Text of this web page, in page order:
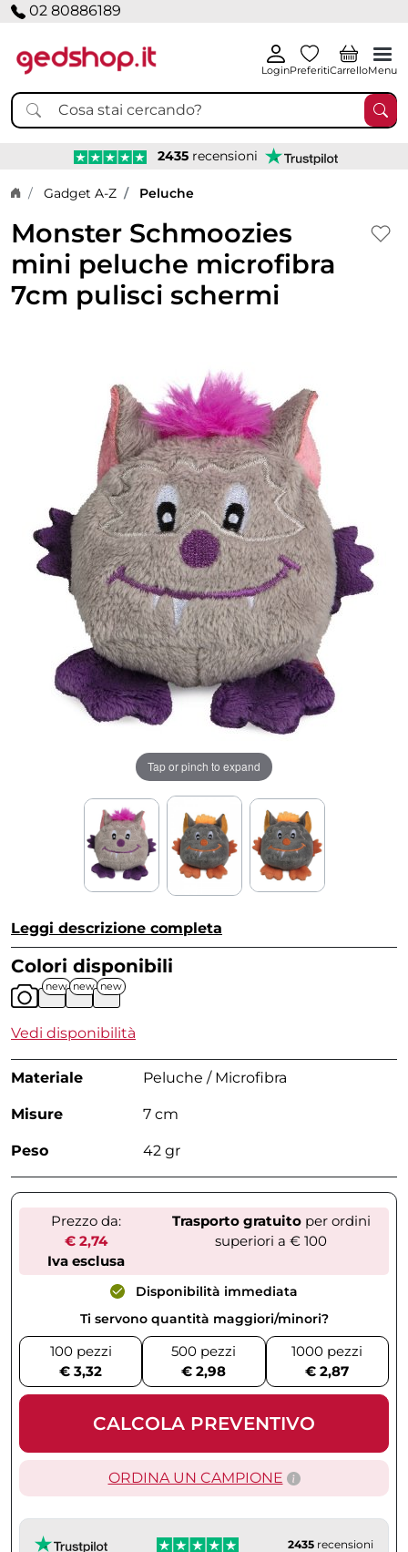
02 80886189
LoginPreferitiCarrelloMenu
2435 recensioni
Home page
Gadget A-Z Peluche
Monster Schmoozies
mini peluche microfibra
7cm pulisci schermi
Tap or pinch to expand
Leggi descrizione completa
Colori disponibili
new new new
Vedi disponibilità
Materiale Peluche / Microfibra
Misure 7 cm
Peso 42 gr
Prezzo da:
€ 2,74
Iva esclusa
Trasporto gratuitoper ordini
superiori a € 100
Disponibilità immediata
Ti servono quantità maggiori/minori?
100 pezzi
€ 3,32
500 pezzi
€ 2,98
1000 pezzi
€ 2,87
CALCOLA PREVENTIVO
ORDINA UN CAMPIONE
2435 recensioni